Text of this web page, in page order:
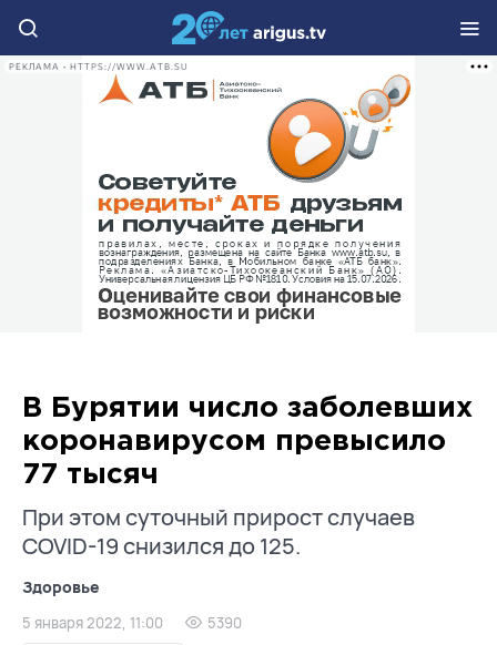
РЕКЛАМА • HTTPS://WWW.ATB.SU
В Бурятии число заболевших
коронавирусом превысило
77 тысяч
При этом суточный прирост случаев
COVID-19 снизился до 125.
Здоровье
5 января 2022, 11:00 5390